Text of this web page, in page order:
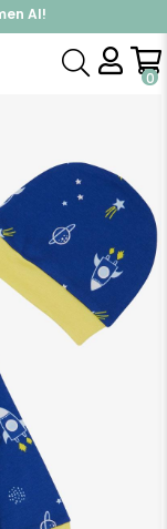
Al!
Üye Ol!
0